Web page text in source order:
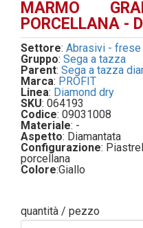
MARMO
PORCELLANA -
Settore: Abrasivi - frese
Gruppo: Sega a tazza
Parent: Sega a tazza
Marca: PROFIT
Linea: Diamond dry
SKU: 064193
Codice: 09031008
Materiale: -
Aspetto: Diamantata
Configurazione:
porcellana
Colore:Giallo
quantità / pezzo